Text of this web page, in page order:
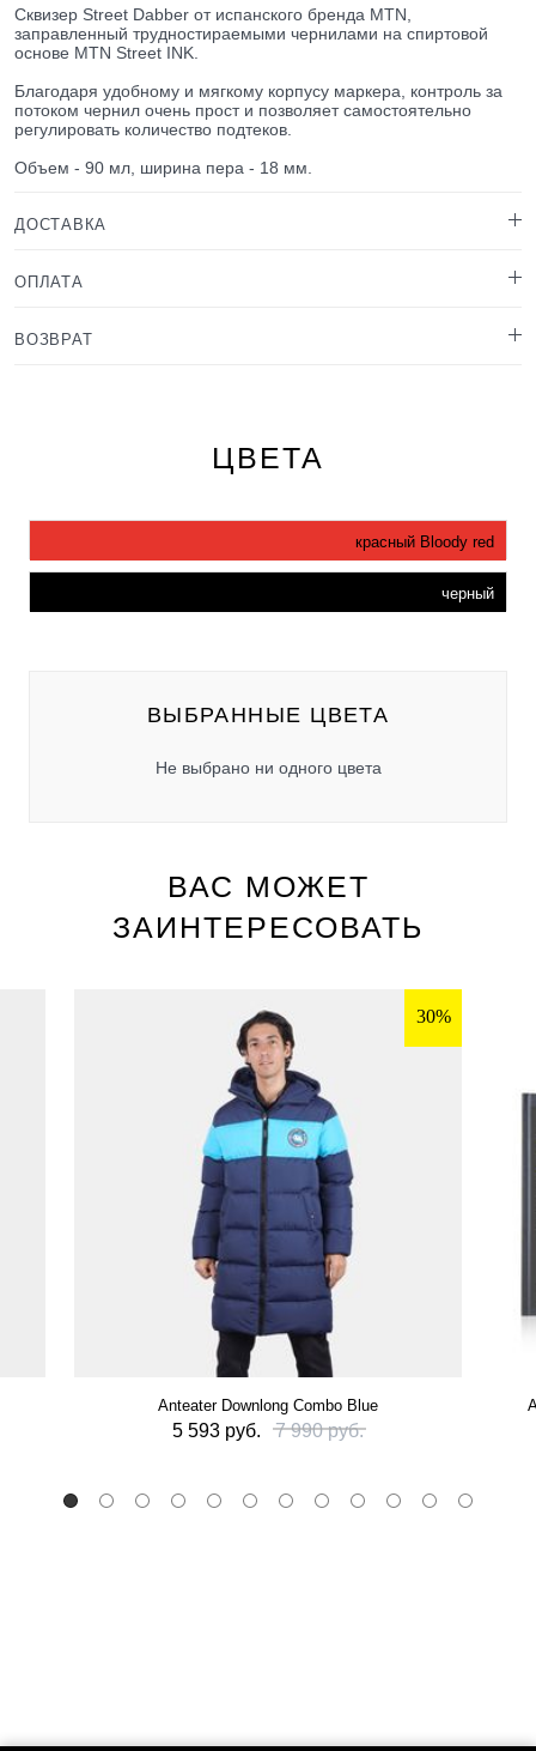
Сквизер Street Dabber от испанского бренда MTN,
заправленный трудностираемыми чернилами на спиртовой
основе MTN Street INK.
Благодаря удобному и мягкому корпусу маркера, контроль за
потоком чернил очень прост и позволяет самостоятельно
регулировать количество подтеков.
Объем - 90 мл, ширина пера - 18 мм.
ДОСТАВКА
ОПЛАТА
ВОЗВРАТ
ЦВЕТА
красный Bloody red
черный
ВЫБРАННЫЕ ЦВЕТА
Не выбрано ни одного цвета
ВАС МОЖЕТ
ЗАИНТЕРЕСОВАТЬ
30%
Anteater Downlong Combo Blue
5 593 руб. 7 990 руб.